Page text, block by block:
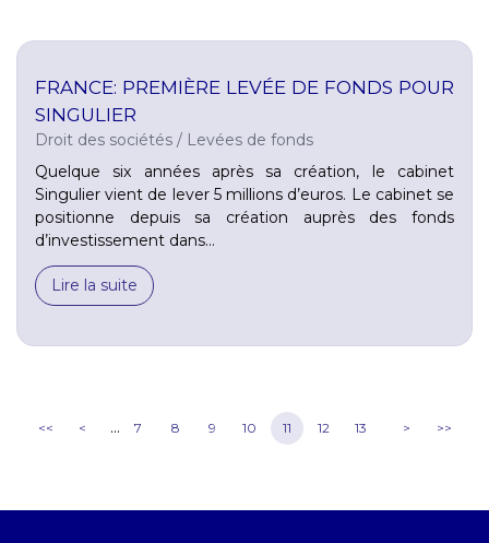
FRANCE: PREMIÈRE LEVÉE DE FONDS POUR
SINGULIER
Droit des sociétés / Levées de fonds
Quelque six années après sa création, le cabinet
Singulier vient de lever 5 millions d’euros. Le cabinet se
positionne depuis sa création auprès des fonds
d’investissement dans...
Lire la suite
<< < ... 7 8 9 10 11 12 13 > >>